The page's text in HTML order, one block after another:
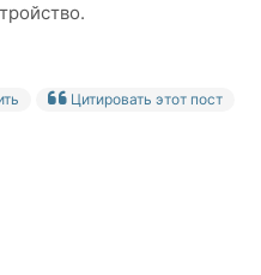
Цитировать этот пост